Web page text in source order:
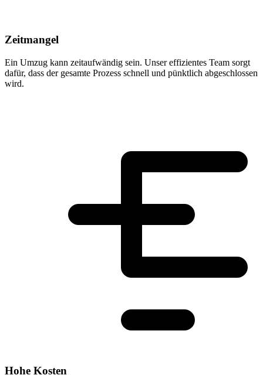
Zeitmangel
Ein Umzug kann zeitaufwändig sein. Unser effizientes Team sorgt
dafür, dass der gesamte Prozess schnell und pünktlich abgeschlossen
wird.
Hohe Kosten